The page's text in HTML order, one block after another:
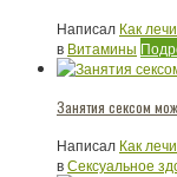
Написал Как
в Витамины
Занятия сексом
Написал Как
вСексуальное